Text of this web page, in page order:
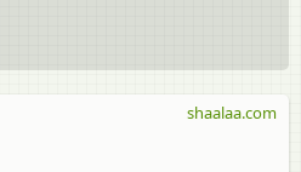
shaalaa.com